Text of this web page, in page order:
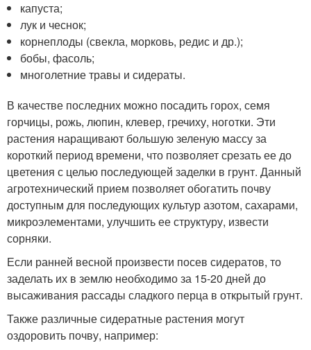
капуста;
лук и чеснок;
корнеплоды (свекла, морковь, редис и др.);
бобы, фасоль;
многолетние травы и сидераты.
В качестве последних можно посадить горох, семя
горчицы, рожь, люпин, клевер, гречиху, ноготки. Эти
растения наращивают большую зеленую массу за
короткий период времени, что позволяет срезать ее до
цветения с целью последующей заделки в грунт. Данный
агротехнический прием позволяет обогатить почву
доступным для последующих культур азотом, сахарами,
микроэлементами, улучшить ее структуру, извести
сорняки.
Если ранней весной произвести посев сидератов, то
заделать их в землю необходимо за 15-20 дней до
высаживания рассады сладкого перца в открытый грунт.
Также различные сидератные растения могут
оздоровить почву, например: